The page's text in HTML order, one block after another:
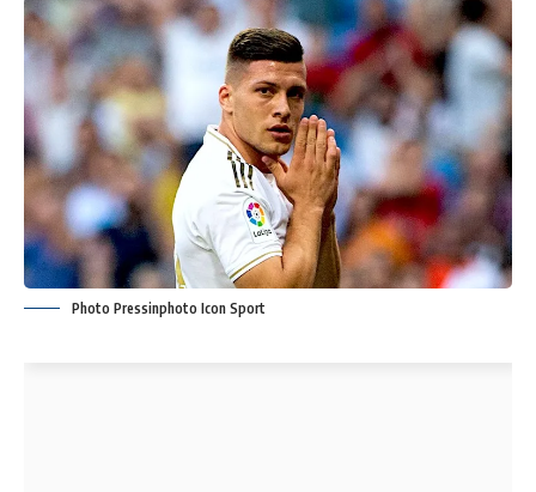
Photo Pressinphoto Icon Sport